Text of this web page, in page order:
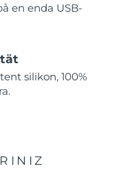
en enda USB-
silikon, 100%